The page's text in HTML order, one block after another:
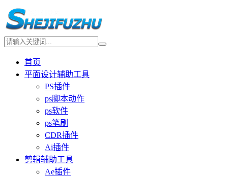
首页
平面设计辅助工具
PS插件
ps脚本动作
ps软件
ps笔刷
CDR插件
Ai插件
剪辑辅助工具
Ae插件